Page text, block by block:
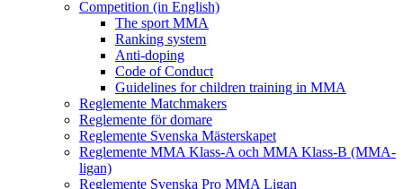
Competition (in English)
The sport MMA
Ranking system
Anti-doping
Code of Conduct
Guidelines for children training in MMA
Reglemente Matchmakers
Reglemente för domare
Reglemente Svenska Mästerskapet
Reglemente MMA Klass-A och MMA Klass-B (MMA-
ligan)
Reglemente Svenska Pro MMA Ligan